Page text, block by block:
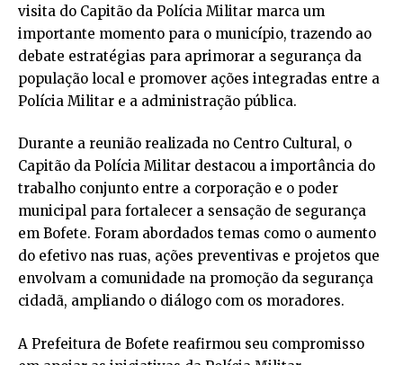
visita do Capitão da Polícia Militar marca um
importante momento para o município, trazendo ao
debate estratégias para aprimorar a segurança da
população local e promover ações integradas entre a
Polícia Militar e a administração pública.
Durante a reunião realizada no Centro Cultural, o
Capitão da Polícia Militar destacou a importância do
trabalho conjunto entre a corporação e o poder
municipal para fortalecer a sensação de segurança
em Bofete. Foram abordados temas como o aumento
do efetivo nas ruas, ações preventivas e projetos que
envolvam a comunidade na promoção da segurança
cidadã, ampliando o diálogo com os moradores.
A Prefeitura de Bofete reafirmou seu compromisso